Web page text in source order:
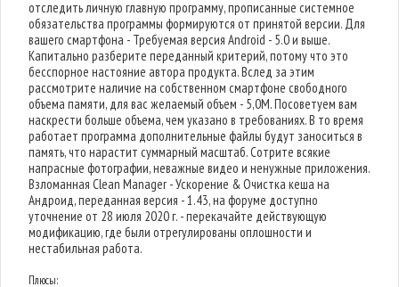
отследить личную главную программу, прописанные системное
обязательства программы формируются от принятой версии. Для
вашего смартфона - Требуемая версия Android - 5.0 и выше.
Капитально разберите переданный критерий, потому что это
бесспорное настояние автора продукта. Вслед за этим
рассмотрите наличие на собственном смартфоне свободного
объема памяти, для вас желаемый объем - 5,0M. Посоветуем вам
наскрести больше объема, чем указано в требованиях. В то время
работает программа дополнительные файлы будут заноситься в
память, что нарастит суммарный масштаб. Сотрите всякие
напрасные фотографии, неважные видео и ненужные приложения.
Взломанная Clean Manager - Ускорение & Очистка кеша на
Андроид, переданная версия - 1.43, на форуме доступно
уточнение от 28 июля 2020 г. - перекачайте действующую
модификацию, где были отрегулированы оплошности и
нестабильная работа.
Плюсы: